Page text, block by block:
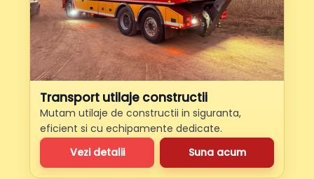
Transport utilaje constructii
Mutam utilaje de constructii in siguranta,
eficient si cu echipamente dedicate.
Vezi detalii
Suna acum